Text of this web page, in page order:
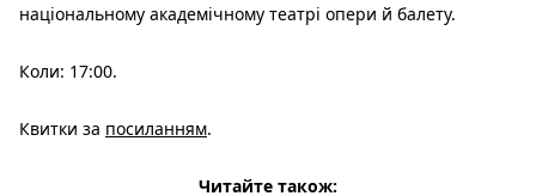
національному академічному театрі опери й балету.
Коли: 17:00.
Квитки за посиланням.
Читайте також: